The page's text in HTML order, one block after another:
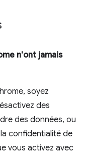
n'ont jamais
soyez
des
des données, ou
confidentialité de
vous activez avec